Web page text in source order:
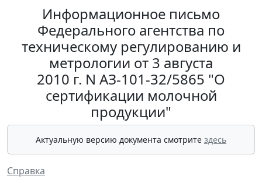
Информационное письмо
Федерального агентства по
техническому регулированию и
метрологии от 3 августа
2010 г. N AЗ-101-32/5865 "О
сертификации молочной
продукции"
Актуальную версию документа смотрите здесь
Справка